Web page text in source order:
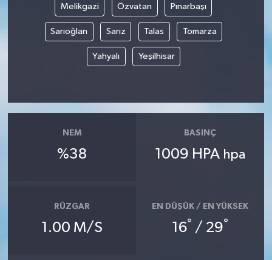
Melikgazi Özvatan Pınarbaşı
Sarıoğlan Sarız Talas Tomarza
Yahyalı Yeşilhisar
NEM
%38
BASINÇ
1009 HPA hpa
RÜZGAR
1.00 M/S
EN DÜŞÜK / EN YÜKSEK
16° / 29°
YUNUSEMRE
MANİSA'YI KEŞFET
TÜRKİYE'DE TREND HABERLER